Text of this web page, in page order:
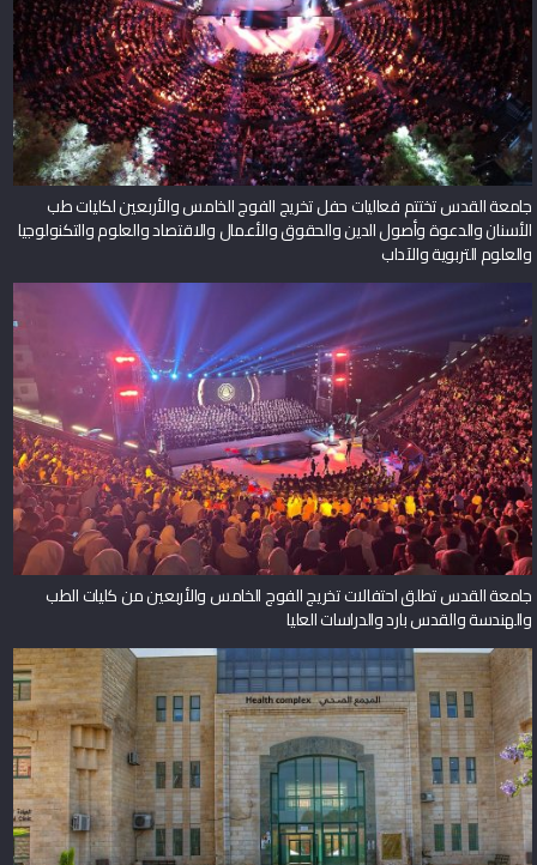
جامعة القدس تختتم فعاليات حفل تخريج الفوج الخامس والأربعين لكليات طب
الأسنان والدعوة وأصول الدين والحقوق والأعمال والاقتصاد والعلوم والتكنولوجيا
والعلوم التربوية والآداب
جامعة القدس تطلق احتفالات تخريج الفوج الخامس والأربعين من كليات الطب
والهندسة والقدس بارد والدراسات العليا